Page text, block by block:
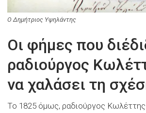
Ο Δημήτριος Υψηλάντης
Οι φήμες που
ραδιούργος
να χαλάσει τη
Το 1825 όμως, ραδιούργος Κωλέττης